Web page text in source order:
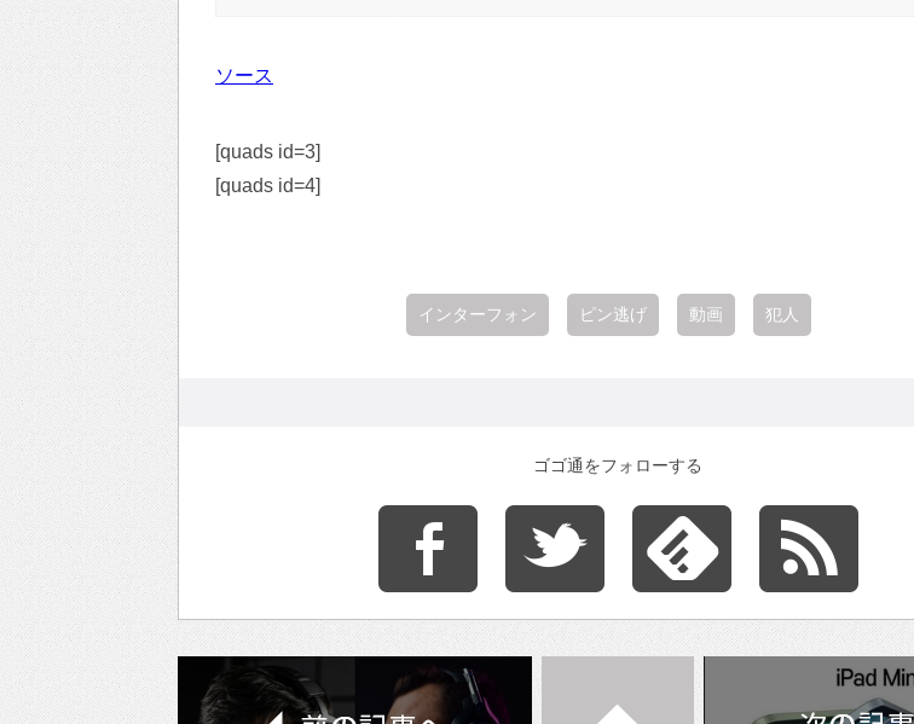
ソース
[quads id=3]
[quads id=4]
インターフォン ピン逃げ 動画 犯人
ゴゴ通をフォローする